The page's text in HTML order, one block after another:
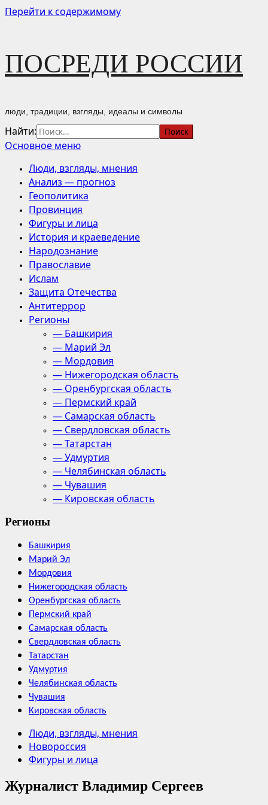
Перейти к содержимому
ПОСРЕДИ РОССИИ
люди, традиции, взгляды, идеалы и символы
Найти:
Основное меню
Люди, взгляды, мнения
Анализ — прогноз
Геополитика
Провинция
Фигуры и лица
История и краеведение
Народознание
Православие
Ислам
Защита Отечества
Антитеррор
Регионы
— Башкирия
— Марий Эл
— Мордовия
— Нижегородская область
— Оренбургская область
— Пермский край
— Самарская область
— Свердловская область
— Татарстан
— Удмуртия
— Челябинская область
— Чувашия
— Кировская область
Регионы
Башкирия
Марий Эл
Мордовия
Нижегородская область
Оренбургская область
Пермский край
Самарская область
Свердловская область
Татарстан
Удмуртия
Челябинская область
Чувашия
Кировская область
Люди, взгляды, мнения
Новороссия
Фигуры и лица
Журналист Владимир Сергеев